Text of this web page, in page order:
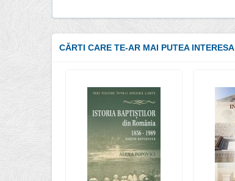
CĂRTI CARE TE-AR MAI PUTEA INTERESA